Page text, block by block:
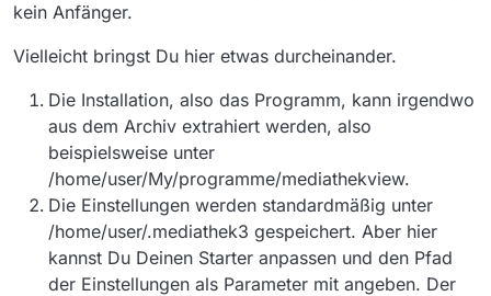
erhalten?
:-)
Gruß,
kein Anfänger.
Vielleicht bringst Du hier etwas durcheinander.
Die Installation, also das Programm, kann irgendwo
aus dem Archiv extrahiert werden, also
beispielsweise unter
/home/user/My/programme/mediathekview.
Die Einstellungen werden standardmäßig unter
/home/user/.mediathek3 gespeichert. Aber hier
kannst Du Deinen Starter anpassen und den Pfad
der Einstellungen als Parameter mit angeben. Der